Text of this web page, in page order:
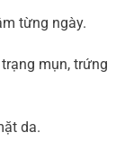
từng ngày.
mụn, trứng
da.